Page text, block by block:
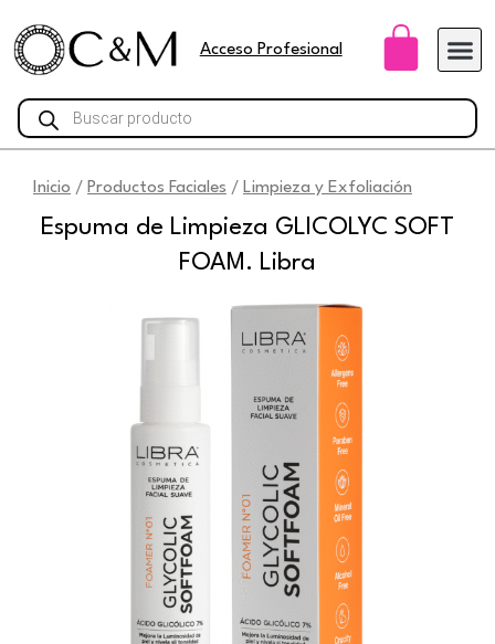
contenido
Acceso Profesional
Búsqueda
de
productos
Inicio / Productos Faciales / Limpieza y Exfoliación
Espuma de Limpieza GLICOLYC SOFT
FOAM. Libra